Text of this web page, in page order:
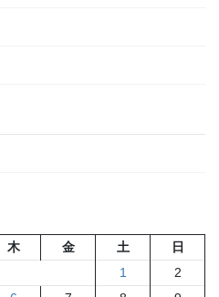
木 金 土
日
1
2